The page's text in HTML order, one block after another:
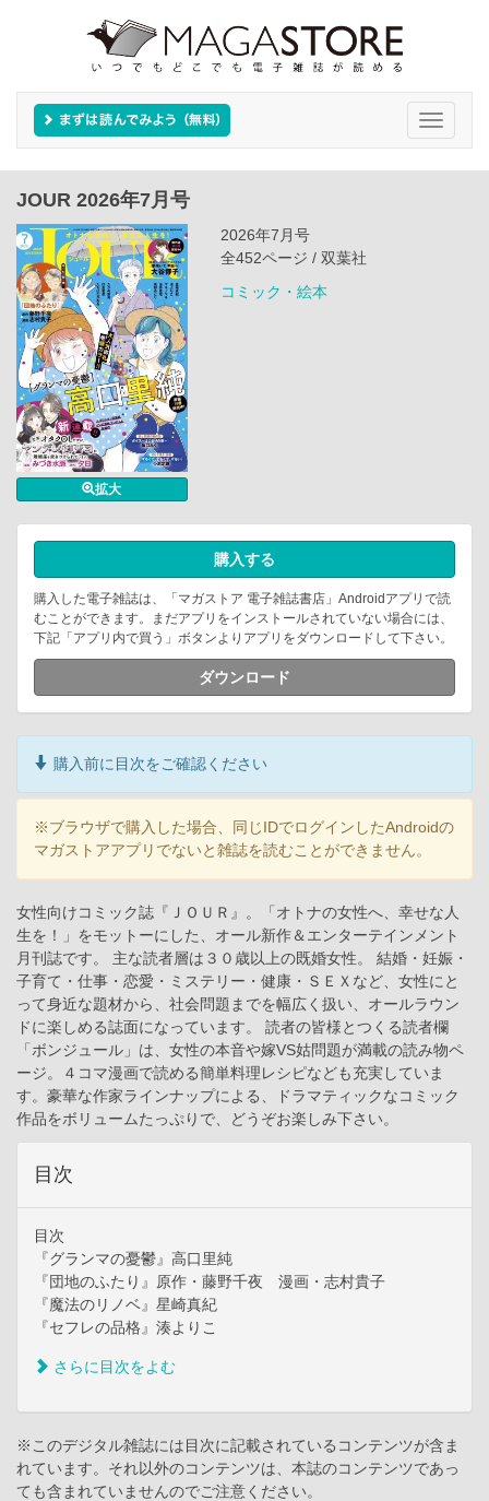
Toggle
JOUR 2026年7月号
拡大
2026年7月号
全452ページ / 双葉社
コミック・絵本
購入する
購入した電子雑誌は、「マガストア 電子雑誌書店」Androidアプリで読
むことができます。まだアプリをインストールされていない場合には、
下記「アプリ内で買う」ボタンよりアプリをダウンロードして下さい。
ダウンロード
購入前に目次をご確認ください
※ブラウザで購入した場合、同じIDでログインしたAndroidの
マガストアアプリでないと雑誌を読むことができません。
女性向けコミック誌『ＪＯＵＲ』。「オトナの女性へ、幸せな人
生を！」をモットーにした、オール新作＆エンターテインメント
月刊誌です。 主な読者層は３０歳以上の既婚女性。 結婚・妊娠・
子育て・仕事・恋愛・ミステリー・健康・ＳＥＸなど、女性にと
って身近な題材から、社会問題までを幅広く扱い、オールラウン
ドに楽しめる誌面になっています。 読者の皆様とつくる読者欄
「ボンジュール」は、女性の本音や嫁VS姑問題が満載の読み物ペ
ージ。４コマ漫画で読める簡単料理レシピなども充実していま
す。豪華な作家ラインナップによる、ドラマティックなコミック
作品をボリュームたっぷりで、どうぞお楽しみ下さい。
目次
目次
『グランマの憂鬱』高口里純
『団地のふたり』原作・藤野千夜 漫画・志村貴子
『魔法のリノベ』星崎真紀
『セフレの品格』湊よりこ
さらに目次をよむ
※このデジタル雑誌には目次に記載されているコンテンツが含ま
れています。それ以外のコンテンツは、本誌のコンテンツであっ
ても含まれていませんのでご注意ください。